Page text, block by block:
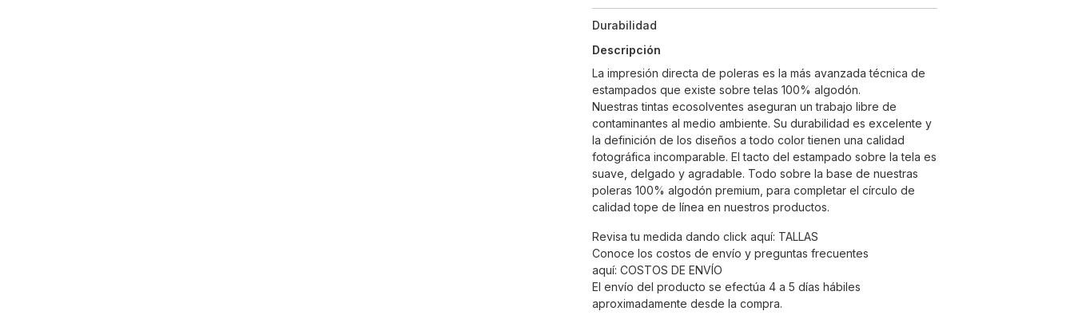
Durabilidad
Descripción
La impresión directa de poleras es la más avanzada técnica de
estampados que existe sobre telas 100% algodón.
Nuestras tintas ecosolventes aseguran un trabajo libre de
contaminantes al medio ambiente. Su durabilidad es excelente y
la definición de los diseños a todo color tienen una calidad
fotográfica incomparable. El tacto del estampado sobre la tela es
suave, delgado y agradable. Todo sobre la base de nuestras
poleras 100% algodón premium, para completar el círculo de
calidad tope de línea en nuestros productos.
Revisa tu medida dando click aquí: TALLAS
Conoce los costos de envío y preguntas frecuentes
aquí: COSTOS DE ENVÍO
El envío del producto se efectúa 4 a 5 días hábiles
aproximadamente desde la compra.